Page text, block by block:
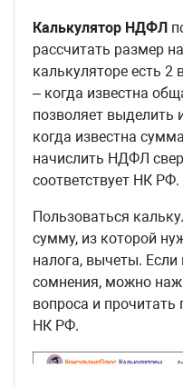
Калькулятор НДФЛ
рассчитать размер
калькуляторе есть 2
– когда известна
позволяет выделить
когда известна
начислить НДФЛ
соответствует НК РФ.
Пользоваться
сумму, из которой
налога, вычеты. Если
сомнения, можно
вопроса и
НК РФ.